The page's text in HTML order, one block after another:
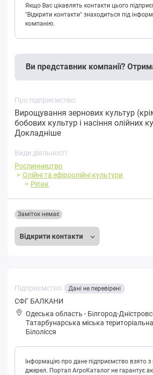
Якщо Вас цікавлять контакти цього
"Відкрити контакти" знаходиться під
компанію.
Ви представник компанії?
Про підприємство:
Вирощування зернових культур
бобових культур і насіння олійних
Докладніше
Види діяльності
Рослинництво
Олійні та ефіроолійні культури
Ріпак
Відкрити контакти
Заміток немає
Підприємство: Дані не перевірені
CФГ БАЛКАНИ
Одеська область - Білгород-
Тaтapбунapськa міська
Білолісся
Інформацію про дане підприємство взято з
джерел. Портал АгроКаталог не гарантує